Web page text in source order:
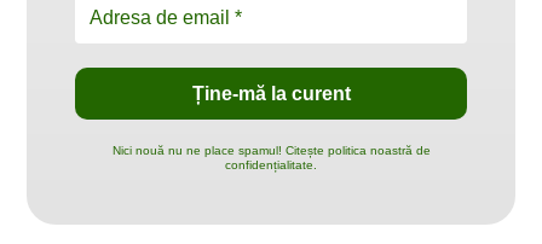
Nici nouă nu ne place spamul! Citește politica noastră de
confidențialitate.